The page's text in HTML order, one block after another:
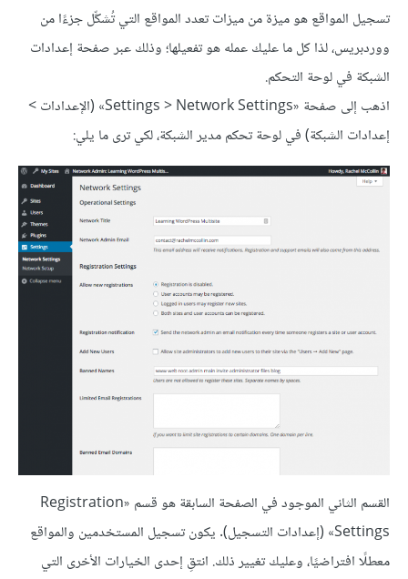
تسجيل المواقع هو ميزة من ميزات تعدد المواقع التي تُشكِّل جزءًا من
ووردبريس، لذا كل ما عليك عمله هو تفعيلها؛ وذلك عبر صفحة إعدادات
الشبكة في لوحة التحكم.
اذهب إلى صفحة «Settings > Network Settings» (الإعدادات >
إعدادات الشبكة) في لوحة تحكم مدير الشبكة، لكي ترى ما يلي:
القسم الثاني الموجود في الصفحة السابقة هو قسم «Registration
Settings» (إعدادات التسجيل). يكون تسجيل المستخدمين والمواقع
معطلًا افتراضيًا، وعليك تغيير ذلك. انتقِ إحدى الخيارات الأخرى التي